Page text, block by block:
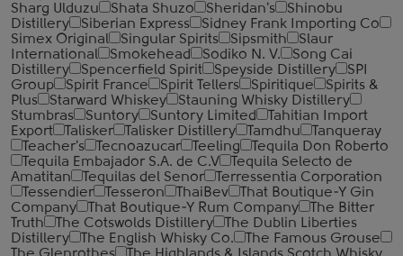
Sharg Ulduzu
Shata Shuzo Sheridan's
Shinobu
Distillery
Siberian Express
Sidney Frank Importing Co
Simex Original
Singular Spirits Sipsmith
Slaur
International
Smokehead Sodiko N. V.
Song Cai
Distillery
Spencerfield Spirit Speyside Distillery
SPI
Group
Spirit France Spirit Tellers Spiritique
Spirits &
Plus
Starward Whiskey
Stauning Whisky Distillery
Stumbras
Suntory Suntory Limited
Tahitian Import
Export
Talisker Talisker Distillery Tamdhu
Tanqueray
Teacher's
Tecnoazucar Teeling
Tequila Don Roberto
Tequila Embajador S.A. de C.V
Tequila Selecto de
Amatitan
Tequilas del Senor
Terressentia Corporation
Tessendier
Tesseron ThaiBev
That Boutique-Y Gin
Company
That Boutique-Y Rum Company
The Bitter
Truth
The Cotswolds Distillery
The Dublin Liberties
Distillery
The English Whisky Co.
The Famous Grouse